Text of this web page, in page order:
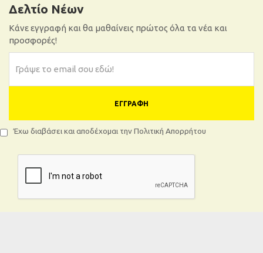
Δελτίο Νέων
Κάνε εγγραφή και θα μαθαίνεις πρώτος όλα τα νέα και
προσφορές!
ΕΓΓΡΑΦΉ
Έχω διαβάσει και αποδέχομαι την Πολιτική Απορρήτου